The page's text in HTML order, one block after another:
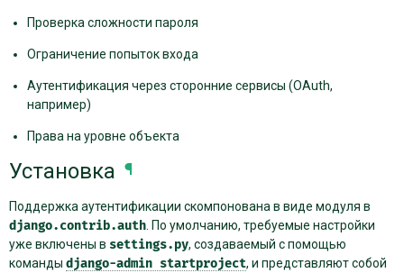
Проверка сложности пароля
Ограничение попыток входа
Аутентификация через сторонние сервисы (OAuth,
например)
Права на уровне объекта
Установка ¶
Поддержка аутентификации скомпонована в виде модуля в
django.contrib.auth . По умолчанию, требуемые настройки
уже включены в settings.py, создаваемый с помощью
команды django-admin startproject, и представляют собой